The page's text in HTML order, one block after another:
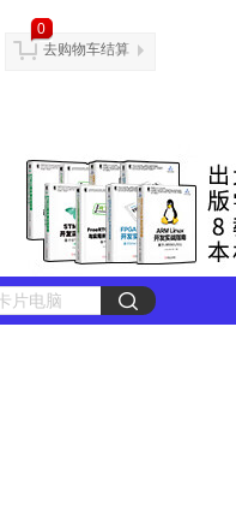
0
去购物车结算